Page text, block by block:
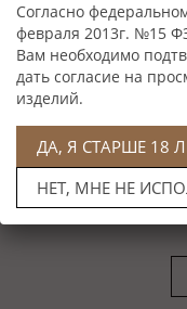
Согласно
февраля 2013г. №15
Вам необходимо
дать согласие на
изделий.
ДА, Я СТАРШЕ 18
НЕТ, МНЕ НЕ